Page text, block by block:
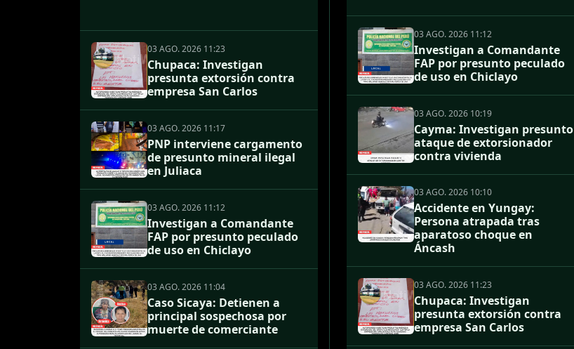
03 AGO. 2026 11:23
Chupaca: Investigan
presunta extorsión contra
empresa San Carlos
03 AGO. 2026 11:17
PNP interviene cargamento
de presunto mineral ilegal
en Juliaca
03 AGO. 2026 11:12
Investigan a Comandante
FAP por presunto peculado
de uso en Chiclayo
03 AGO. 2026 11:04
Caso Sicaya: Detienen a
principal sospechosa por
muerte de comerciante
03 AGO. 2026 11:12
Investigan a Comandante
FAP por presunto peculado
de uso en Chiclayo
03 AGO. 2026 10:19
Cayma: Investigan presunto
ataque de extorsionador
contra vivienda
03 AGO. 2026 10:10
Accidente en Yungay:
Persona atrapada tras
aparatoso choque en
Áncash
03 AGO. 2026 11:23
Chupaca: Investigan
presunta extorsión contra
empresa San Carlos